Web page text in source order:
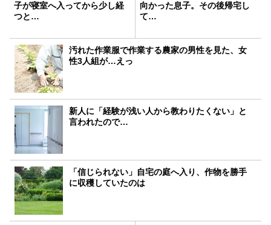
子が寝室へ入ってから少し経
つと…
向かった息子。その後帰宅し
て…
汚れた作業服で作業する農家の男性を見た、女
性3人組が…えっ
新人に「経験が浅い人から教わりたくない」と
言われたので…
「信じられない」自宅の庭へ入り、作物を勝手
に収穫していたのは